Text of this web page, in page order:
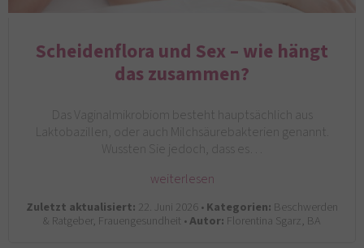
Scheidenflora und Sex – wie hängt
das zusammen?
Das Vaginalmikrobiom besteht hauptsächlich aus
Laktobazillen, oder auch Milchsäurebakterien genannt.
Wussten Sie jedoch, dass es…
weiterlesen
Zuletzt aktualisiert: 22. Juni 2026 •Kategorien: Beschwerden
& Ratgeber, Frauengesundheit •Autor: Florentina Sgarz, BA